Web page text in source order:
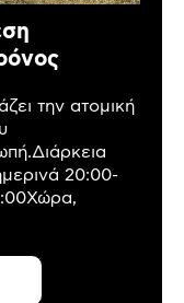
την ατομική
20:00-